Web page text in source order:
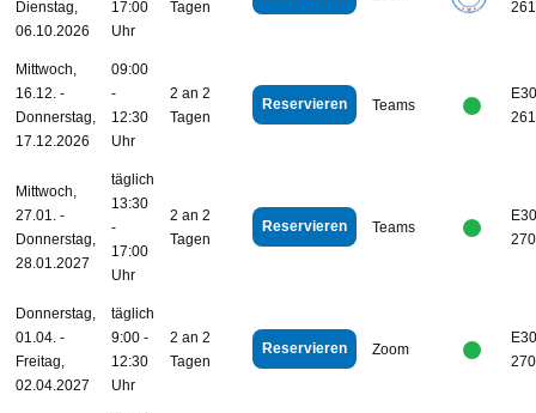
Dienstag,
06.10.2026
17:00
Uhr
Tagen
Mittwoch,
16.12. -
Donnerstag,
17.12.2026
09:00
-
12:30
Uhr
2 an 2
Tagen
Reservieren Teams
Mittwoch,
27.01. -
Donnerstag,
28.01.2027
täglich
13:30
-
17:00
Uhr
2 an 2
Tagen
Reservieren Teams
Donnerstag,
01.04. -
Freitag,
02.04.2027
täglich
9:00 -
12:30
Uhr
2 an 2
Tagen
Reservieren Zoom